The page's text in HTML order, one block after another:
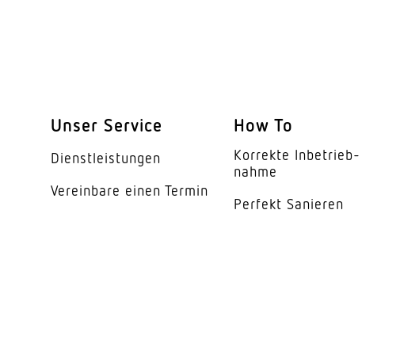
Unterkriechschutz
segmentweise Ausblendung
Elektronische Skalierbarkeit
Unser Service
Dienst­leis­tungen
Vereinbare einen Termin
How To
Korrekte Inbe­trieb­
nahme
Perfekt Sanieren